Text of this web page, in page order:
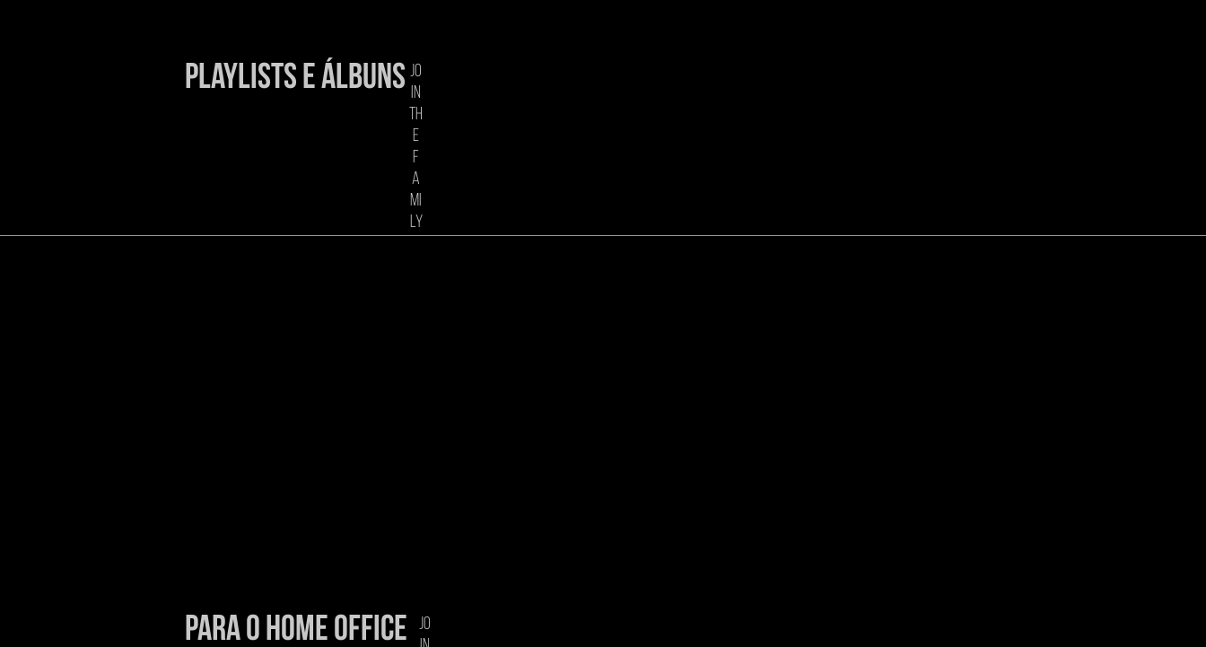
jo
in
th
e
f
a
mi
ly
playlists e álbuns
jo
para o home office